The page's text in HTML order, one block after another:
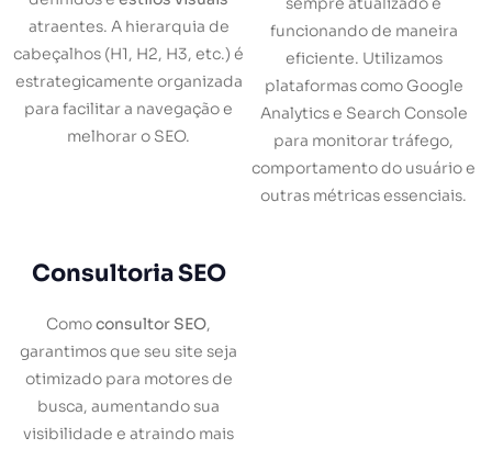
atraentes. A hierarquia de
cabeçalhos (H1, H2, H3, etc.) é
estrategicamente organizada
para facilitar a navegação e
melhorar o SEO.
funcionando de maneira
eficiente. Utilizamos
plataformas como Google
Analytics e Search Console
para monitorar tráfego,
comportamento do usuário e
outras métricas essenciais.
Consultoria SEO
Comoconsultor SEO,
garantimos que seu site seja
otimizado para motores de
busca, aumentando sua
visibilidade e atraindo mais